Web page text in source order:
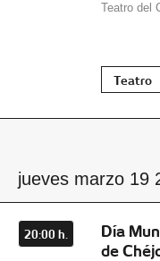
Teatro del
Teatro
jueves marzo 19
20:00 h.
Día
de